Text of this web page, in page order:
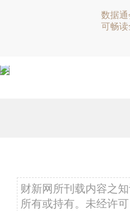
数据通
可畅读
财新网所刊载内容之
所有或持有。未经许